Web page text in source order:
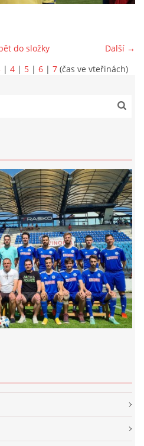
2013
z.s.
704
Drnovice
/ 0800
|RSS
Další →
do složky
| 4 | 5 | 6 | 7 (čas ve vteřinách)